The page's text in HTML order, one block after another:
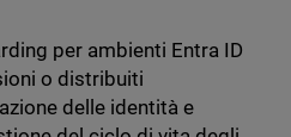
per ambienti Entra ID
o distribuiti
delle identità e